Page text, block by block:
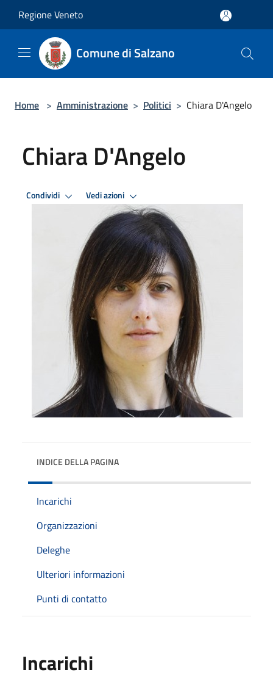
Regione Veneto
Comune di Salzano
Home > Amministrazione > Politici > Chiara D'Angelo
Chiara D'Angelo
Condividi Vedi azioni
INDICE DELLA PAGINA
Incarichi
Organizzazioni
Deleghe
Ulteriori informazioni
Punti di contatto
Incarichi